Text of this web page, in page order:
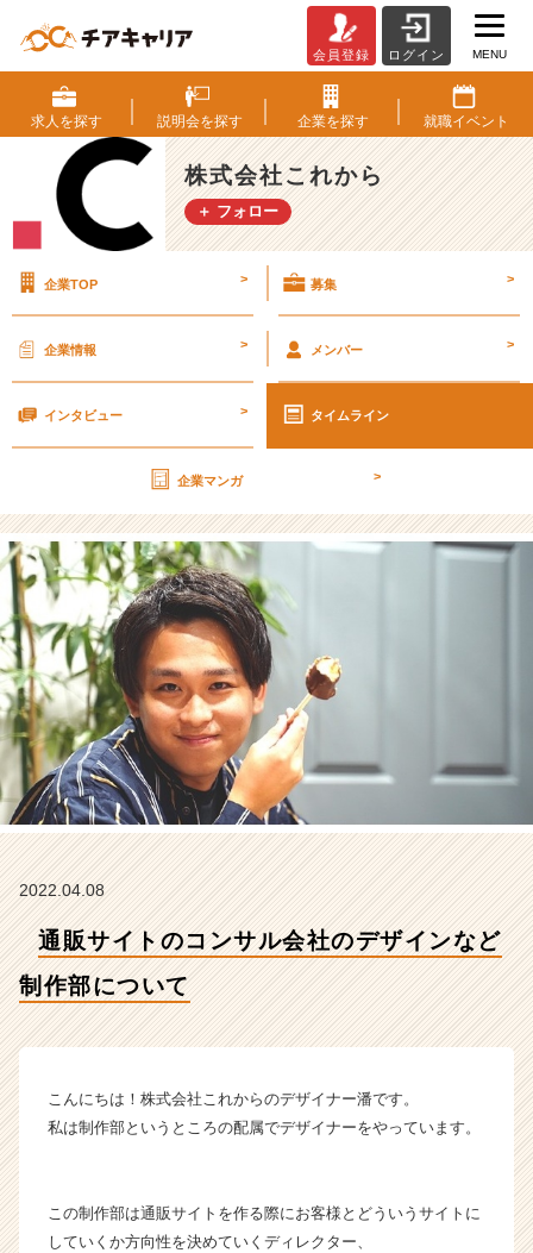
販
サ
イ
ト
の
コ
会
デ
な
ど
制
作
部
に
つ
い
て
【株
式
会
社
こ
れ
タ
イ
|
ン
ー・
成
会員登録 ログイン MENU
求人を探す 説明会を探す 企業を探す 就職イベント
株式会社これから
＋ フォロー
企業TOP > 募集 >
企業情報 > メンバー >
インタビュー > タイムライン
企業マンガ >
2022.04.08
通販サイトのコンサル会社のデザインなど
制作部について
こんにちは！株式会社これからのデザイナー潘です。
私は制作部というところの配属でデザイナーをやっています。
この制作部は通販サイトを作る際にお客様とどういうサイトに
していくか方向性を決めていくディレクター、